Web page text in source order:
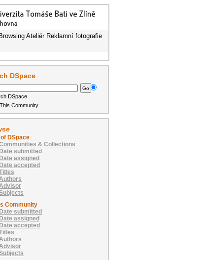
Browsing Ateliér Reklamní fotografie
DSpace
DSpace
This Community
DSpace
& Collections
Date submitted
Date assigned
Date accepted
Community
Date submitted
Date assigned
Date accepted